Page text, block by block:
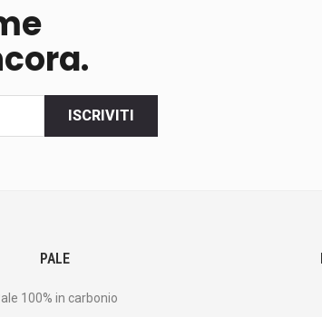
ISCRIVITI
PALE
100% in carbonio